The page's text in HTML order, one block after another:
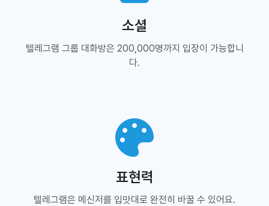
소셜
텔레그램 그룹 대화방은 200,000명까지 입장이 가능합니
다.
표현력
텔레그램은 메신저를 입맛대로 완전히 바꿀 수 있어요.